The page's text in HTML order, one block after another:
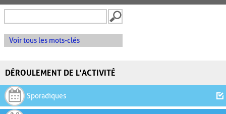
Voir tous les mots-clés
DÉROULEMENT DE L'ACTIVITÉ
Sporadiques